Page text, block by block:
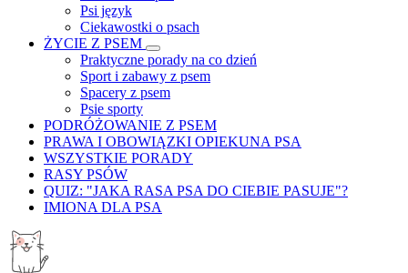
Psi język
Ciekawostki o psach
ŻYCIE Z PSEM
Praktyczne porady na co dzień
Sport i zabawy z psem
Spacery z psem
Psie sporty
PODRÓŻOWANIE Z PSEM
PRAWA I OBOWIĄZKI OPIEKUNA PSA
WSZYSTKIE PORADY
RASY PSÓW
QUIZ: "JAKA RASA PSA DO CIEBIE PASUJE"?
IMIONA DLA PSA